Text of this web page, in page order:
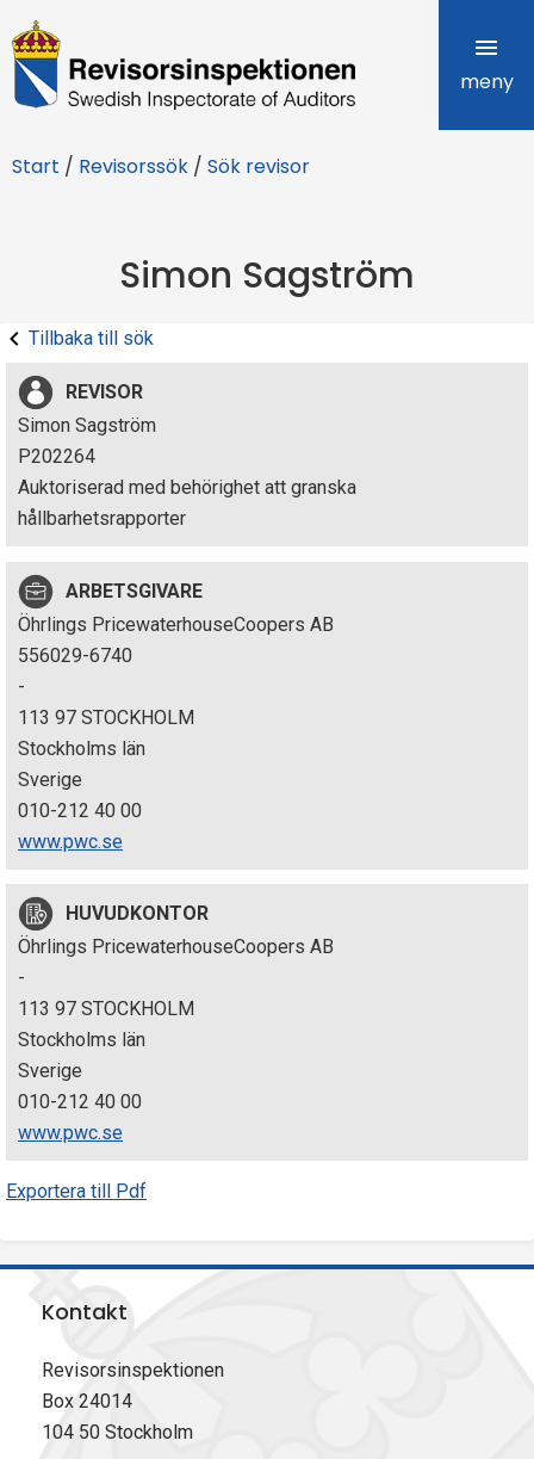
R
e
i
r
s
i
n
s
p
e
k
t
i
o
n
e
n
meny
Start / Revisorssök / Sök revisor
Simon Sagström
Tillbaka till sök
REVISOR
Simon Sagström
P202264
Auktoriserad med behörighet att granska
hållbarhetsrapporter
ARBETSGIVARE
Öhrlings PricewaterhouseCoopers AB
556029-6740
-
113 97 STOCKHOLM
Stockholms län
Sverige
010-212 40 00
www.pwc.se
HUVUDKONTOR
Öhrlings PricewaterhouseCoopers AB
-
113 97 STOCKHOLM
Stockholms län
Sverige
010-212 40 00
www.pwc.se
Exportera till Pdf
Kontakt
Revisorsinspektionen
Box 24014
104 50 Stockholm